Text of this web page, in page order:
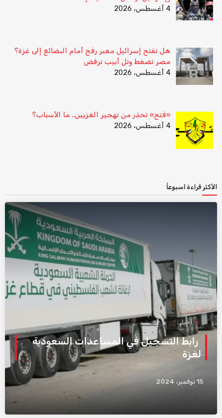
4 أغسطس، 2026
هل تفتح إسرائيل معبر رفح أمام البضائع إلى غزة؟
مصر تضغط وتل أبيب ترفض
4 أغسطس، 2026
«فتح» تحذر من تهجير الغزيين.. ما الأسباب؟
4 أغسطس، 2026
الأكثر قراءة اسبوعاً
أخبار
رابط التسجيل في المساعدات السعودية
لغزة
15 نوفمبر، 2024